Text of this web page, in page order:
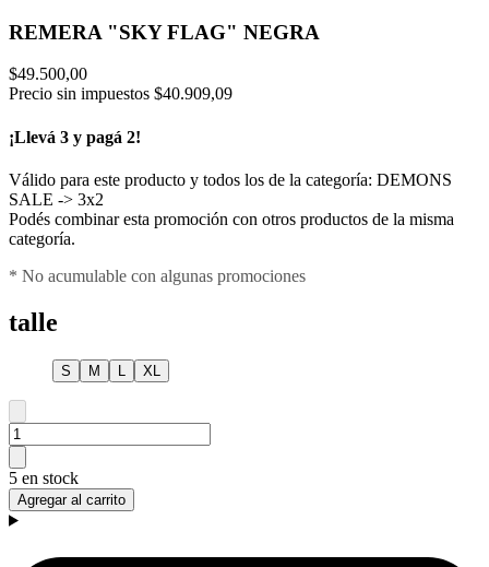
REMERA "SKY FLAG" NEGRA
$49.500,00
Precio sin impuestos $40.909,09
¡Llevá 3 y pagá 2!
Válido para este producto y todos los de la categoría: DEMONS
SALE -> 3x2
Podés combinar esta promoción con otros productos de la misma
categoría.
* No acumulable con algunas promociones
talle
S M XL
5 en stock
Agregar al carrito